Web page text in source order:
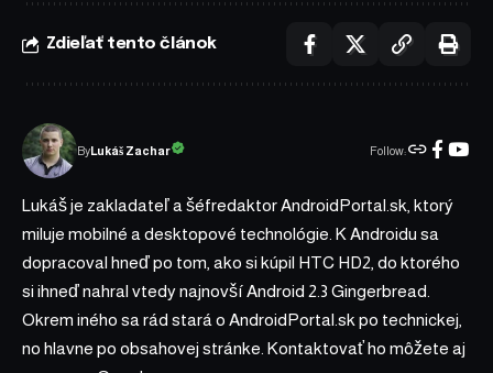
Zdieľať tento článok
ByLukáš Zachar Follow:
Lukáš je zakladateľ a šéfredaktor AndroidPortal.sk, ktorý
miluje mobilné a desktopové technológie. K Androidu sa
dopracoval hneď po tom, ako si kúpil HTC HD2, do ktorého
si ihneď nahral vtedy najnovší Android 2.3 Gingerbread.
Okrem iného sa rád stará o AndroidPortal.sk po technickej,
no hlavne po obsahovej stránke. Kontaktovať ho môžete aj